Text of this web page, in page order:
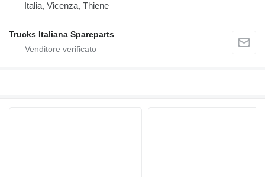
Italia, Vicenza, Thiene
Trucks Italiana Spareparts